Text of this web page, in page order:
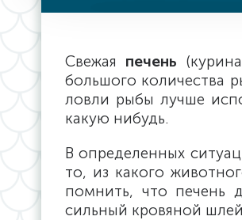
Свежая печень
большого количества
ловли рыбы лучше
какую нибудь.
В определенных
то, из какого
помнить, что печень
сильный кровяной